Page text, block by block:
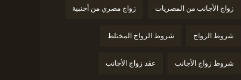
زواج الأجانب من المصريات زواج مصري من أجنبية
شروط الزواج شروط الزواج المختلط
شروط زواج الأجانب عقد زواج الأجانب